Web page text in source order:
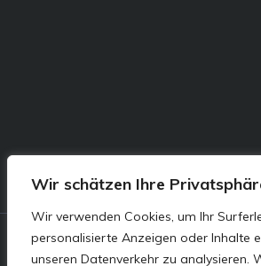
Wir schätzen Ihre
Wir verwenden Cookies, um Ihr
personalisierte Anzeigen oder Inhalte
unseren Datenverkehr zu analysieren.
© E&S Motors GmbH,